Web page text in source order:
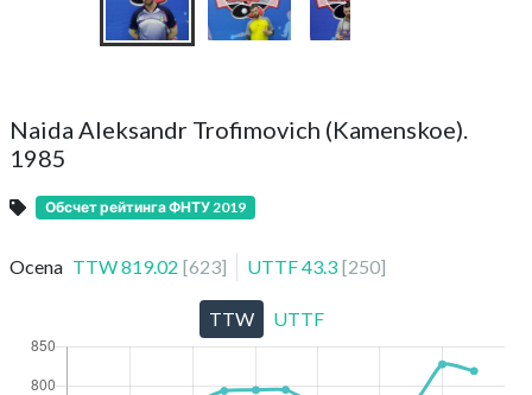
Naida Aleksandr Trofimovich (Kamenskoe).
1985
Обсчет рейтинга ФНТУ 2019
Ocena TTW819.02 [623] UTTF43.3 [250]
TTW UTTF